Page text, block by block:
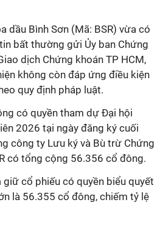
dầu Bình Sơn (Mã: BSR) vừa có
bất thường gửi Ủy ban Chứng
dịch Chứng khoán TP HCM,
không còn đáp ứng điều kiện
quy định pháp luật.
có quyền tham dự Đại hội
2026 tại ngày đăng ký cuối
công ty Lưu ký và Bù trừ Chứng
có tổng cộng 56.356 cổ đông.
cổ phiếu có quyền biểu quyết
là 56.355 cổ đông, chiếm tỷ lệ